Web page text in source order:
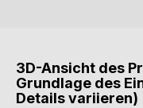
3D-Ansicht des
Grundlage des
Details variieren)